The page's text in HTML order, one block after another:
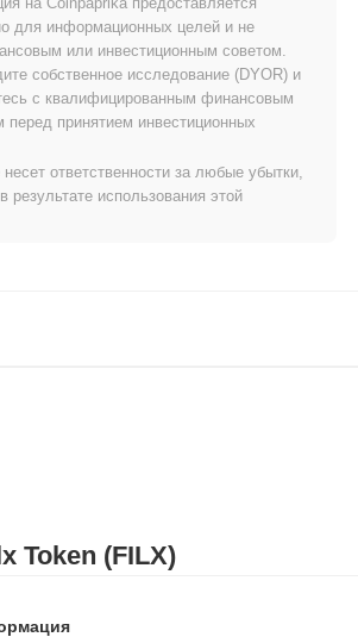
Token (FILX)
время торгуется на~90.24%
работает по сравнению с более
рынком?
Filx Token вырос на
рынка который показал рост на
на временное отставание в ценовом
более широкого рыночного
для информационных целей и не
или инвестиционным советом.
собственное исследование (DYOR) и
с квалифицированным финансовым
перед принятием инвестиционных
ответственности за любые убытки,
результате использования этой